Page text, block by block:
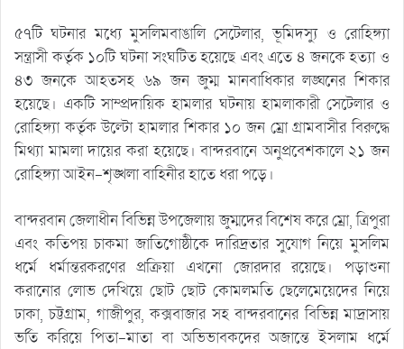
৫৭টি ঘটনার মধ্যে মুসলিমবাঙালি সেটেলার, ভূমিদস্যু ও রোহিঙ্গ্যা
সন্ত্রাসী কর্তৃক ১০টি ঘটনা সংঘটিত হয়েছে এবং এতে ৪ জনকে হত্যা ও
৪৩ জনকে আহতসহ ৬৯ জন জুম্ম মানবাধিকার লঙ্ঘনের শিকার
হয়েছে। একটি সাম্প্রদায়িক হামলার ঘটনায় হামলাকারী সেটেলার ও
রোহিঙ্গ্যা কর্তৃক উল্টো হামলার শিকার ১০ জন ম্রো গ্রামবাসীর বিরুদ্ধে
মিথ্যা মামলা দায়ের করা হয়েছে। বান্দরবানে অনুপ্রবেশকালে ২১ জন
রোহিঙ্গ্যা আইন-শৃঙ্খলা বাহিনীর হাতে ধরা পড়ে।
বান্দরবান জেলাধীন বিভিন্ন উপজেলায় জুম্মদের বিশেষ করে ম্রো, ত্রিপুরা
এবং কতিপয় চাকমা জাতিগোষ্ঠীকে দারিদ্রতার সুযোগ নিয়ে মুসলিম
ধর্মে ধর্মান্তরকরণের প্রক্রিয়া এখনো জোরদার রয়েছে। পড়াশুনা
করানোর লোভ দেখিয়ে ছোট ছোট কোমলমতি ছেলেমেয়েদের নিয়ে
ঢাকা, চট্টগ্রাম, গাজীপুর, কক্সবাজার সহ বান্দরবানের বিভিন্ন মাদ্রাসায়
ভর্তি করিয়ে পিতা-মাতা বা অভিভাবকদের অজান্তে ইসলাম ধর্মে